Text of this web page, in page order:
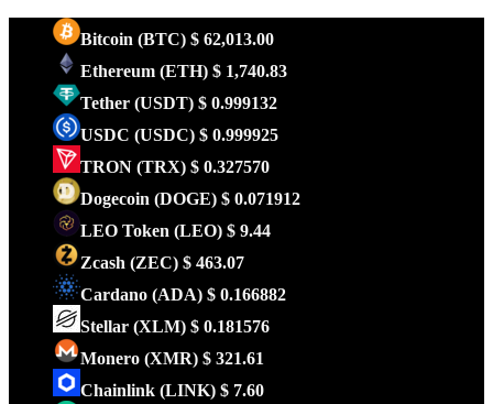
Bitcoin (BTC) $ 62,013.00
Ethereum (ETH) $ 1,740.83
Tether (USDT) $ 0.999132
USDC (USDC) $ 0.999925
TRON (TRX) $ 0.327570
Dogecoin (DOGE) $ 0.071912
LEO Token (LEO) $ 9.44
Zcash (ZEC) $ 463.07
Cardano (ADA) $ 0.166882
Stellar (XLM) $ 0.181576
Monero (XMR) $ 321.61
Chainlink (LINK) $ 7.60